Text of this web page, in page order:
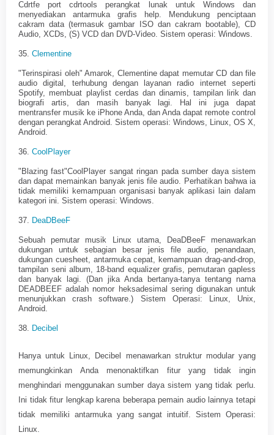
Cdrtfe port cdrtools perangkat lunak untuk Windows dan
menyediakan antarmuka grafis help. Mendukung penciptaan
cakram data (termasuk gambar ISO dan cakram bootable), CD
Audio, XCDs, (S) VCD dan DVD-Video. Sistem operasi: Windows.
35. Clementine
"Terinspirasi oleh" Amarok, Clementine dapat memutar CD dan file
audio digital, terhubung dengan layanan radio internet seperti
Spotify, membuat playlist cerdas dan dinamis, tampilan lirik dan
biografi artis, dan masih banyak lagi. Hal ini juga dapat
mentransfer musik ke iPhone Anda, dan Anda dapat remote control
dengan perangkat Android. Sistem operasi: Windows, Linux, OS X,
Android.
36. CoolPlayer
"Blazing fast"CoolPlayer sangat ringan pada sumber daya sistem
dan dapat memainkan banyak jenis file audio. Perhatikan bahwa ia
tidak memiliki kemampuan organisasi banyak aplikasi lain dalam
kategori ini. Sistem operasi: Windows.
37. DeaDBeeF
Sebuah pemutar musik Linux utama, DeaDBeeF menawarkan
dukungan untuk sebagian besar jenis file audio, penandaan,
dukungan cuesheet, antarmuka cepat, kemampuan drag-and-drop,
tampilan seni album, 18-band equalizer grafis, pemutaran gapless
dan banyak lagi. (Dan jika Anda bertanya-tanya tentang nama
DEADBEEF adalah nomor heksadesimal sering digunakan untuk
menunjukkan crash software.) Sistem Operasi: Linux, Unix,
Android.
38. Decibel
Hanya untuk Linux, Decibel menawarkan struktur modular yang
memungkinkan Anda menonaktifkan fitur yang tidak ingin
menghindari menggunakan sumber daya sistem yang tidak perlu.
Ini tidak fitur lengkap karena beberapa pemain audio lainnya tetapi
tidak memiliki antarmuka yang sangat intuitif. Sistem Operasi:
Linux.